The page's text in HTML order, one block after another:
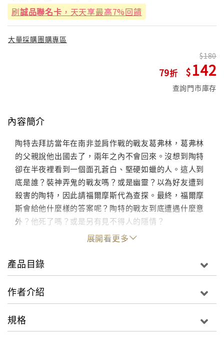
刷誠品聯名卡 ，天天享最高7%回饋
大量採購團購專區
79
180
142
查詢門市庫存
內容簡介
陶特去拜訪當年在南非並肩作戰的戰友葛弗林，葛弗林
的父親說他出國去了，兩年之內不會回來。沒想到陶特
卻在半夜裡看到一個面孔蒼白、堅硬如蠟的人。這人到
底是誰？裝神弄鬼的戰友嗎？或是幽靈？以為好友遭到
殺害的陶特，因此請福爾摩斯代為查探。最終，福爾摩
斯會給他什麼樣的答案呢？陶特的戰友到底遭遇什麼意
外？他死了嗎？或是另有見不得人的隱情？
展開看更多
產品目錄
作者介紹
規格